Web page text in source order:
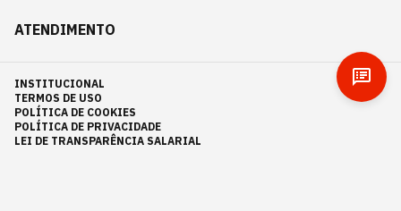
ATENDIMENTO
INSTITUCIONAL
TERMOS DE USO
POLÍTICA DE COOKIES
POLÍTICA DE PRIVACIDADE
LEI DE TRANSPARÊNCIA SALARIAL